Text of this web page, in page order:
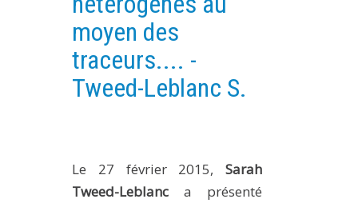
PLATEFORMES EXPÉRIMENTALES
IMPLANTATIONS GÉOGRAPHIQUES
PROJETS EN COURS
PROJETS TERMINÉS
FORMATION
MASTER
moyen des
traceurs.... -
Tweed-Leblanc S.
Le 27 février 2015, Sarah
Tweed-Leblanc a présenté